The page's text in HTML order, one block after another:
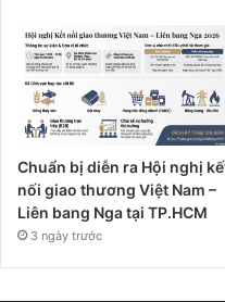
Chuẩn bị diễn ra Hội nghị
nối giao thương Việt Nam –
Liên bang Nga tại TP.HCM
3 ngày trước